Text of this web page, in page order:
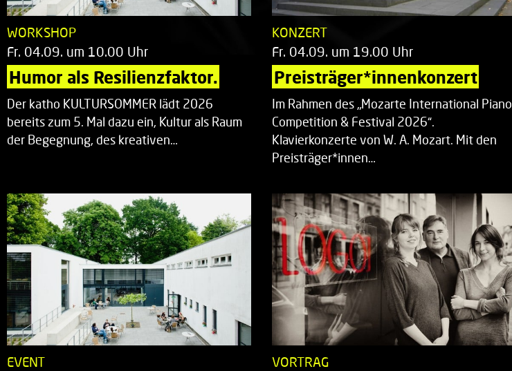
WORKSHOP
Fr. 04.09. um 10.00 Uhr
Humor als Resilienzfaktor.
Der katho KULTURSOMMER lädt 2026
bereits zum 5. Mal dazu ein, Kultur als Raum
der Begegnung, des kreativen…
KONZERT
Fr. 04.09. um 19.00 Uhr
Preisträger*innenkonzert
Im Rahmen des „Mozarte International Piano
Competition & Festival 2026“.
Klavierkonzerte von W. A. Mozart. Mit den
Preisträger*innen…
EVENT
VORTRAG